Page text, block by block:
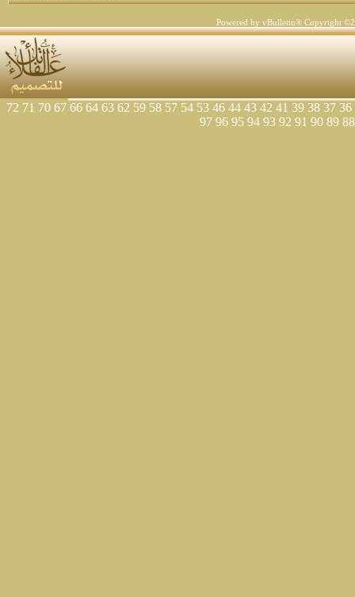
Powered by vBulletin® Copyright
36
37
38
39
41
42
43
44
46
53
54
57
58
59
62
63
64
66
67
70
71
72
88
89
90
91
92
93
94
95
96
97